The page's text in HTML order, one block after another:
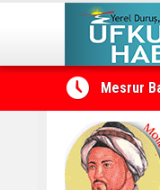
Mesrur
Cevdet